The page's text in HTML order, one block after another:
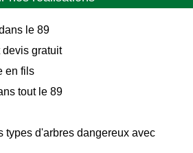
le 89
devis gratuit
en fils
tout le 89
types d'arbres dangereux avec